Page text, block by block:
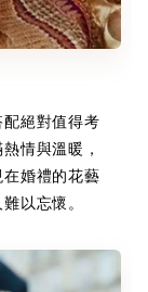
絕對值得考
情與溫暖，
婚禮的花藝
以忘懷。